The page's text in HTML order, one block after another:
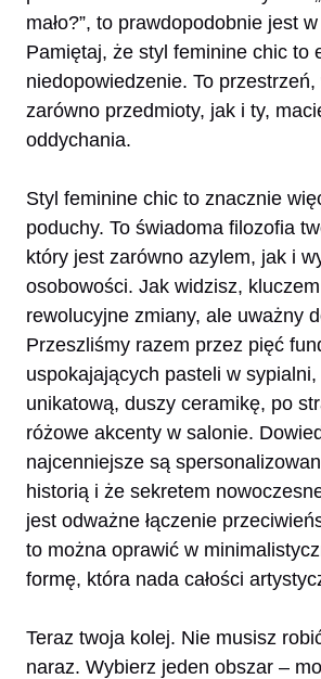
mało?”, to prawdopodobnie jest
Pamiętaj, że styl feminine chic to
niedopowiedzenie. To przestrzeń,
zarówno przedmioty, jak i ty,
oddychania.
Styl feminine chic to znacznie
poduchy. To świadoma filozofia
który jest zarówno azylem, jak i
osobowości. Jak widzisz,
rewolucyjne zmiany, ale uważny
Przeszliśmy razem przez pięć
uspokajających pasteli w sypialni,
unikatową, duszy ceramikę, po
różowe akcenty w salonie.
najcenniejsze są
historią i że sekretem
jest odważne łączenie
to można oprawić w
formę, która nada całości
Teraz twoja kolej. Nie musisz
naraz. Wybierz jeden obszar –